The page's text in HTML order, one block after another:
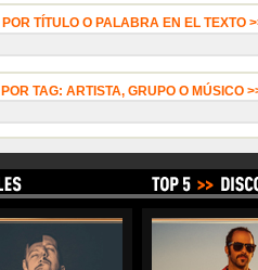
POR TÍTULO O PALABRA EN EL TEXTO
POR TAG: ARTISTA, GRUPO O MÚSICO